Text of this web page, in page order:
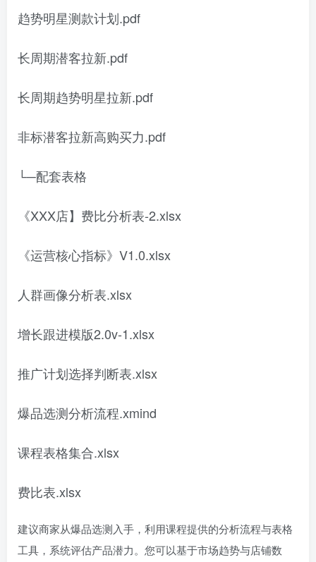
趋势明星测款计划.pdf
长周期潜客拉新.pdf
长周期趋势明星拉新.pdf
非标潜客拉新高购买力.pdf
└─配套表格
《XXX店】费比分析表-2.xlsx
《运营核心指标》V1.0.xlsx
人群画像分析表.xlsx
增长跟进模版2.0v-1.xlsx
推广计划选择判断表.xlsx
爆品选测分析流程.xmind
课程表格集合.xlsx
费比表.xlsx
建议商家从爆品选测入手，利用课程提供的分析流程与表格
工具，系统评估产品潜力。您可以基于市场趋势与店铺数